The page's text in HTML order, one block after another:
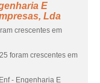
E
Lda
crescentes em
foram crescentes em
- Engenharia E